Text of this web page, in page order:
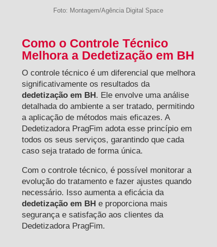
Foto: Montagem/Agência Digital Space
Como o Controle Técnico
Melhora a Dedetização em BH
O controle técnico é um diferencial que melhora
significativamente os resultados da
dedetização em BH. Ele envolve uma análise
detalhada do ambiente a ser tratado, permitindo
a aplicação de métodos mais eficazes. A
Dedetizadora PragFim adota esse princípio em
todos os seus serviços, garantindo que cada
caso seja tratado de forma única.
Com o controle técnico, é possível monitorar a
evolução do tratamento e fazer ajustes quando
necessário. Isso aumenta a eficácia da
dedetização em BH e proporciona mais
segurança e satisfação aos clientes da
Dedetizadora PragFim.